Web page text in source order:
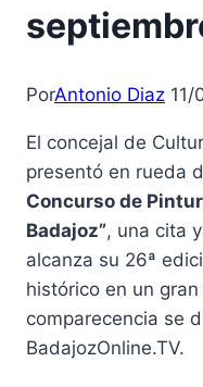
PorAntonio Diaz 11/
El concejal de
presentó en rueda
Concurso de
Badajoz”, una cita
alcanza su 26ª
histórico en un
comparecencia se
BadajozOnline.TV.